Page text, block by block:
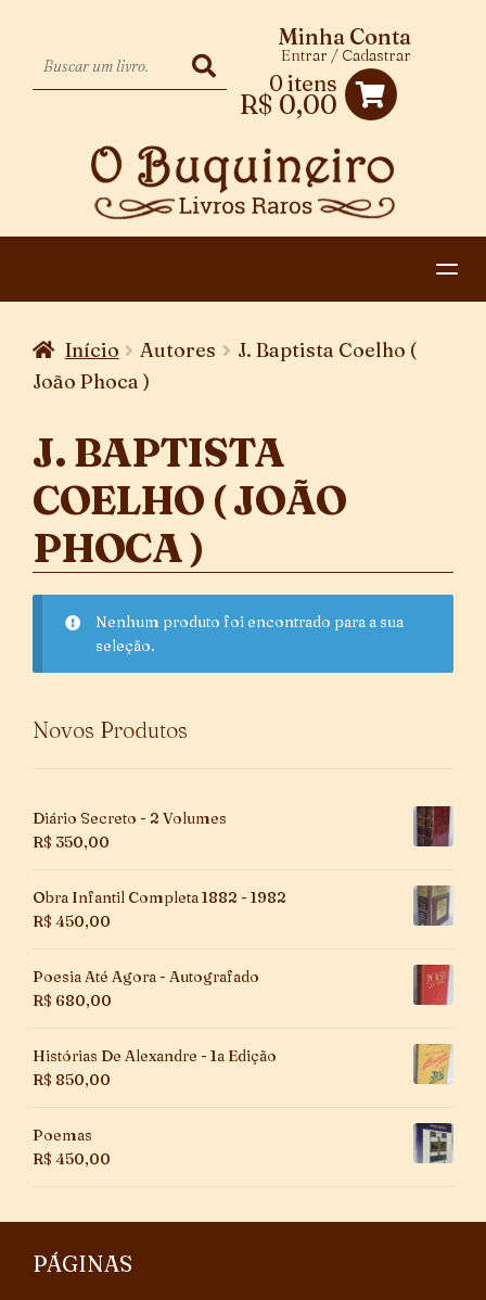
0 itens
R$ 0,00
Minha Conta
Entrar / Cadastrar
CONTATO
Início Autores
J. Baptista Coelho (
João Phoca )
J. BAPTISTA
COELHO ( JOÃO
PHOCA )
Nenhum produto foi encontrado para a sua
seleção.
Novos Produtos
Diário Secreto - 2 Volumes
R$ 350,00
Obra Infantil Completa 1882 - 1982
R$ 450,00
Poesia Até Agora - Autografado
R$ 680,00
Histórias De Alexandre - 1a Edição
R$ 850,00
Poemas
R$ 450,00
PÁGINAS